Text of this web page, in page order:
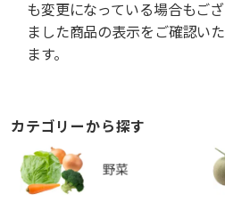
も変更になっている場合もご
ました商品の表示をご確認い
ます。
カテゴリーから探す